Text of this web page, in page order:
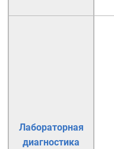
Лабораторная
диагностика